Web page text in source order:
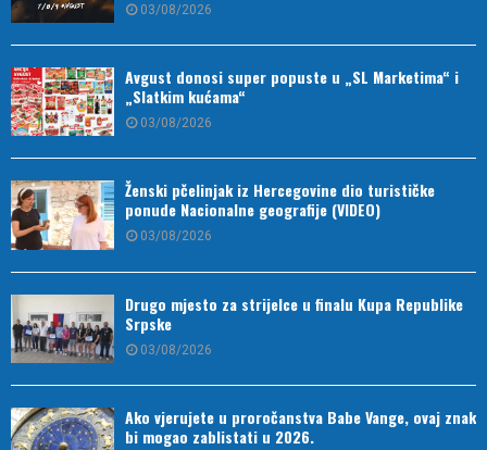
03/08/2026
Avgust donosi super popuste u „SL Marketima“ i
„Slatkim kućama“
03/08/2026
Ženski pčelinjak iz Hercegovine dio turističke
ponude Nacionalne geografije (VIDEO)
03/08/2026
Drugo mjesto za strijelce u finalu Kupa Republike
Srpske
03/08/2026
Ako vjerujete u proročanstva Babe Vange, ovaj znak
bi mogao zablistati u 2026.